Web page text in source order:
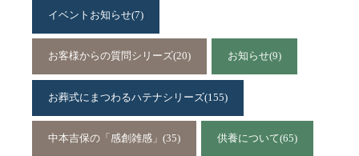
イベントお知らせ(7)
お客様からの質問シリーズ(20) お知らせ(9)
お葬式にまつわるハテナシリーズ(155)
中本吉保の「感創雑感」 (35) 供養について(65)